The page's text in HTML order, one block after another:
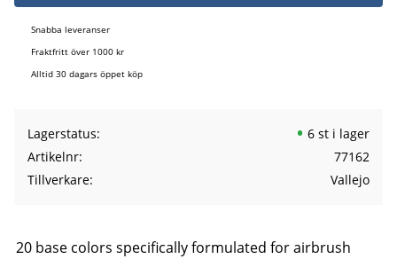
Snabba leveranser
Fraktfritt över 1000 kr
Alltid 30 dagars öppet köp
Lagerstatus
6 st i lager
Artikelnr
77162
Tillverkare
Vallejo
20 base colors specifically formulated for airbrush